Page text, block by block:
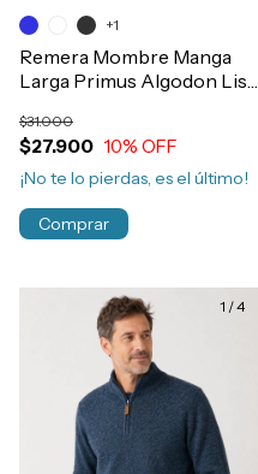
Remera Mombre Manga
Larga Primus Algodon Liso
$27.900
$31.000
10% OFF
¡No te lo pierdas, es el último!
+1
Comprar
1 /4